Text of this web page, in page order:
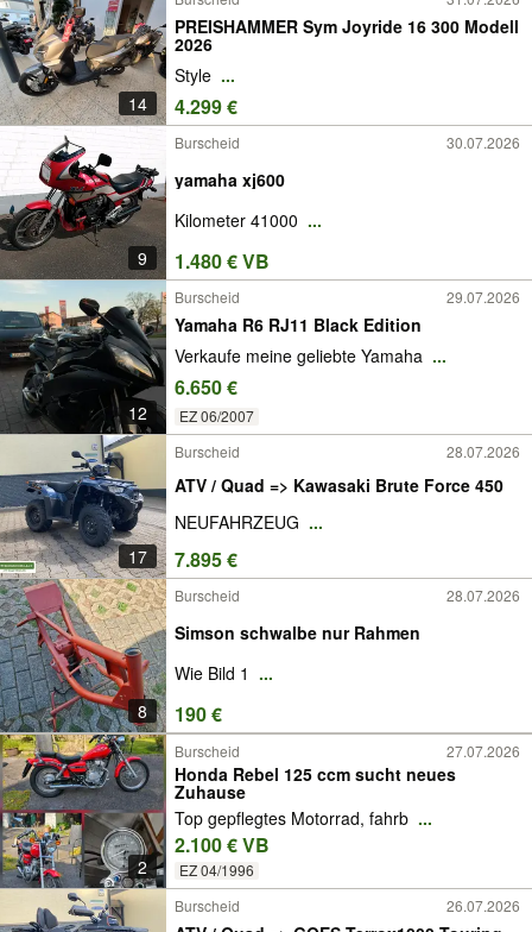
14
PREISHAMMER Sym Joyride 16 300 Modell
2026
Style ...
4.299 €
9
Burscheid 30.07.2026
yamaha xj600
Kilometer 41000 ...
1.480 € VB
12
Burscheid 29.07.2026
Yamaha R6 RJ11 Black Edition
Verkaufe meine geliebte Yamaha ...
6.650 €
EZ 06/2007
17
Burscheid 28.07.2026
ATV / Quad => Kawasaki Brute Force 450
NEUFAHRZEUG ...
7.895 €
8
Burscheid 28.07.2026
Simson schwalbe nur Rahmen
Wie Bild 1 ...
190 €
2
Burscheid 27.07.2026
Honda Rebel 125 ccm sucht neues
Zuhause
Top gepflegtes Motorrad, fahrb ...
2.100 € VB
EZ 04/1996
Burscheid 26.07.2026